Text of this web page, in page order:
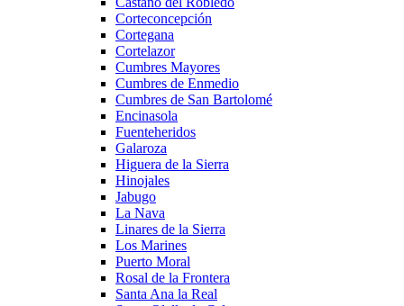
Corteconcepción
Cortegana
Cortelazor
Cumbres Mayores
Cumbres de Enmedio
Cumbres de San Bartolomé
Encinasola
Fuenteheridos
Galaroza
Higuera de la Sierra
Hinojales
Jabugo
La Nava
Linares de la Sierra
Los Marines
Puerto Moral
Rosal de la Frontera
Santa Ana la Real